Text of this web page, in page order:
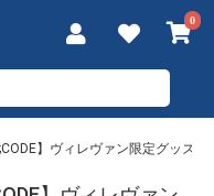
0
】ヴィレヴァン限定グッズ